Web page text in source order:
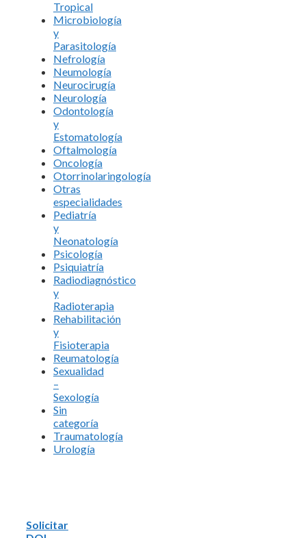
Tropical
Microbiología
y
Parasitología
Nefrología
Neumología
Neurocirugía
Neurología
Odontología
y
Estomatología
Oftalmología
Oncología
Otorrinolaringología
Otras
especialidades
Pediatría
y
Neonatología
Psicología
Psiquiatría
Radiodiagnóstico
y
Radioterapia
Rehabilitación
y
Fisioterapia
Reumatología
Sexualidad
–
Sexología
Sin
categoría
Traumatología
Urología
Solicitar